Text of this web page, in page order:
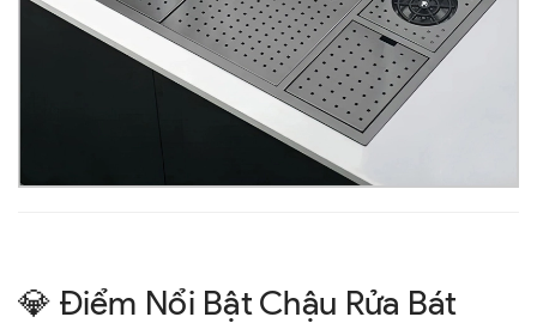
💎 Điểm Nổi Bật Chậu Rửa Bát